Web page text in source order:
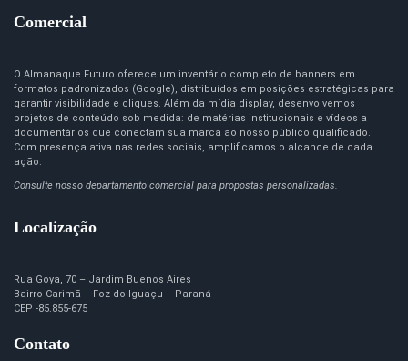
Comercial
O Almanaque Futuro oferece um inventário completo de banners em
formatos padronizados (Google), distribuídos em posições estratégicas para
garantir visibilidade e cliques. Além da mídia display, desenvolvemos
projetos de conteúdo sob medida: de matérias institucionais e vídeos a
documentários que conectam sua marca ao nosso público qualificado.
Com presença ativa nas redes sociais, amplificamos o alcance de cada
ação.
Consulte nosso departamento comercial para propostas personalizadas.
Localização
Rua Goya, 70 – Jardim Buenos Aires
Bairro Carimã – Foz do Iguaçu – Paraná
CEP -85.855-675
Contato